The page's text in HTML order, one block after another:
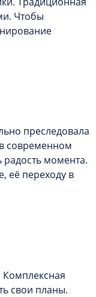
Чтобы
преследовала
в современном
радость момента.
её переходу в
свои планы.